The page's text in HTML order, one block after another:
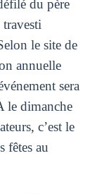
du père
le site de
annuelle
sera
le dimanche
c’est le
fêtes au